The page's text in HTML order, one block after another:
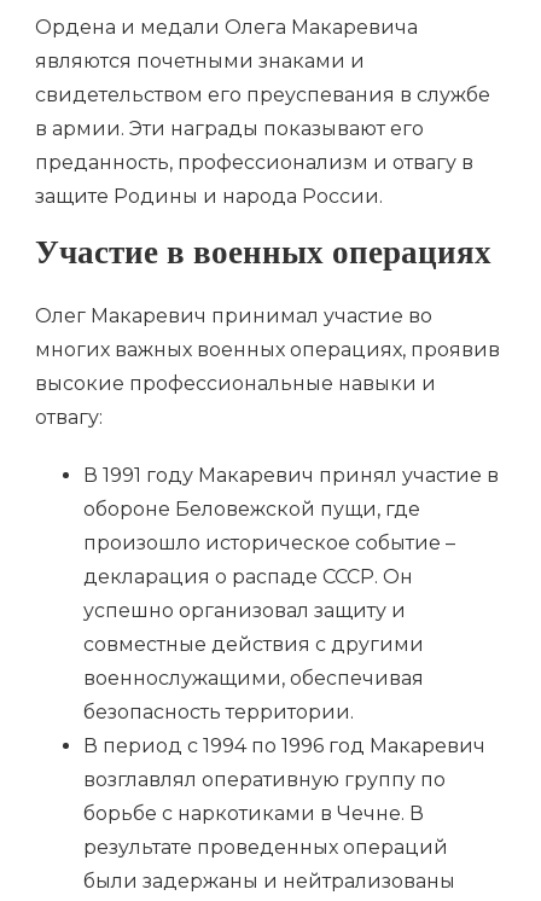
Ордена и медали Олега Макаревича
являются почетными знаками и
свидетельством его преуспевания в службе
в армии. Эти награды показывают его
преданность, профессионализм и отвагу в
защите Родины и народа России.
Участие в военных операциях
Олег Макаревич принимал участие во
многих важных военных операциях, проявив
высокие профессиональные навыки и
отвагу:
В 1991 году Макаревич принял участие в
обороне Беловежской пущи, где
произошло историческое событие –
декларация о распаде СССР. Он
успешно организовал защиту и
совместные действия с другими
военнослужащими, обеспечивая
безопасность территории.
В период с 1994 по 1996 год Макаревич
возглавлял оперативную группу по
борьбе с наркотиками в Чечне. В
результате проведенных операций
были задержаны и нейтрализованы